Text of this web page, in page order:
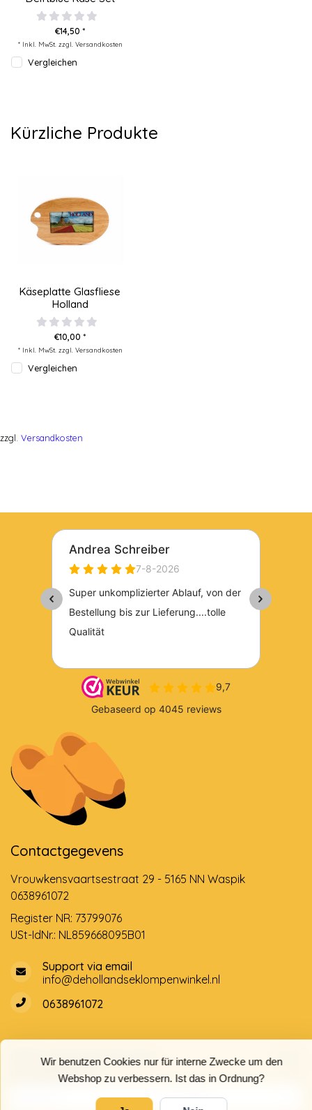
Wir benutzen Cookies nur für interne Zwecke um den
Webshop zu verbessern. Ist das in Ordnung?
€14,50 *
* Inkl. MwSt. zzgl. Versandkosten
Vergleichen
Kürzliche Produkte
Käseplatte Glasfliese
Holland
€10,00 *
* Inkl. MwSt. zzgl. Versandkosten
Vergleichen
zzgl. Versandkosten
Contactgegevens
Vrouwkensvaartsestraat 29 - 5165 NN Waspik
0638961072
Register NR: 73799076
USt-IdNr.: NL859668095B01
Support via email
info@dehollandseklompenwinkel.nl
0638961072
ÖffnungszeitenSocials
Kundendienst